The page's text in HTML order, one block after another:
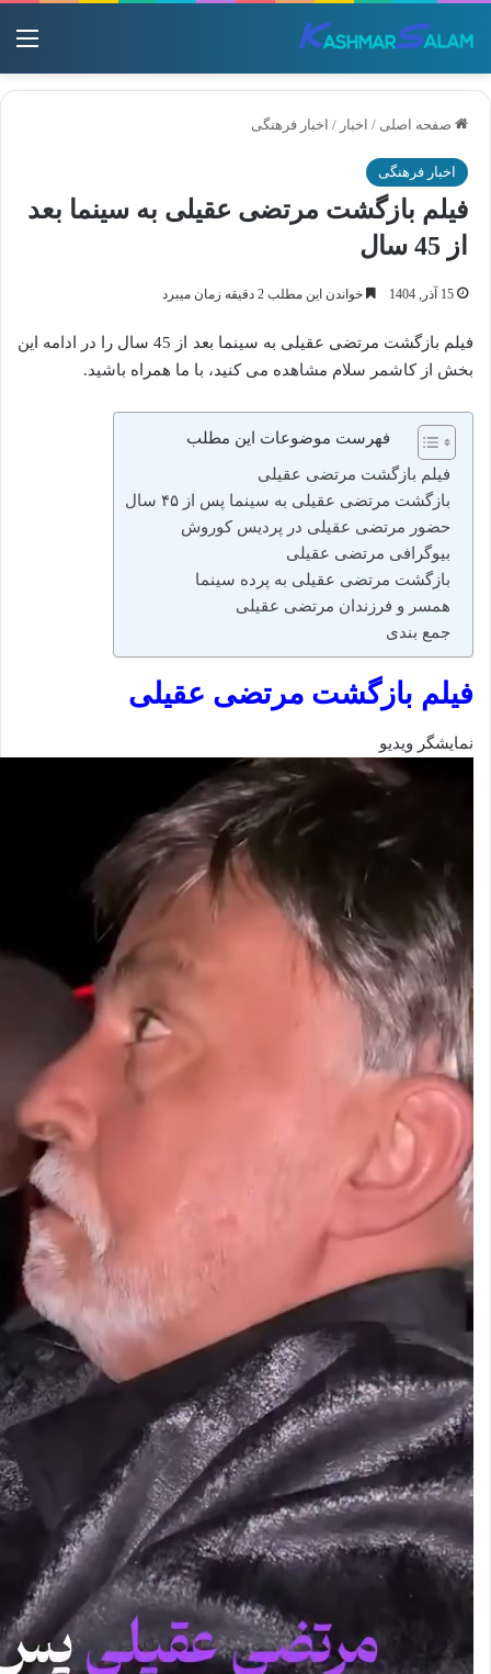
صفحه اصلی / اخبار / اخبار فرهنگی
اخبار فرهنگی
فیلم بازگشت مرتضی عقیلی به سینما بعد
از 45 سال
15 آذر, 1404 خواندن این مطلب 2 دقیقه زمان میبرد
فیلم بازگشت مرتضی عقیلی به سینما بعد از 45 سال را در ادامه این
بخش از کاشمر سلام مشاهده می کنید، با ما همراه باشید.
فهرست موضوعات این مطلب
فیلم بازگشت مرتضی عقیلی
بازگشت مرتضی عقیلی به سینما پس از ۴۵ سال
حضور مرتضی عقیلی در پردیس کوروش
بیوگرافی مرتضی عقیلی
بازگشت مرتضی عقیلی به پرده سینما
همسر و فرزندان مرتضی عقیلی
جمع‌ بندی
فیلم بازگشت مرتضی عقیلی
نمایشگر ویدیو